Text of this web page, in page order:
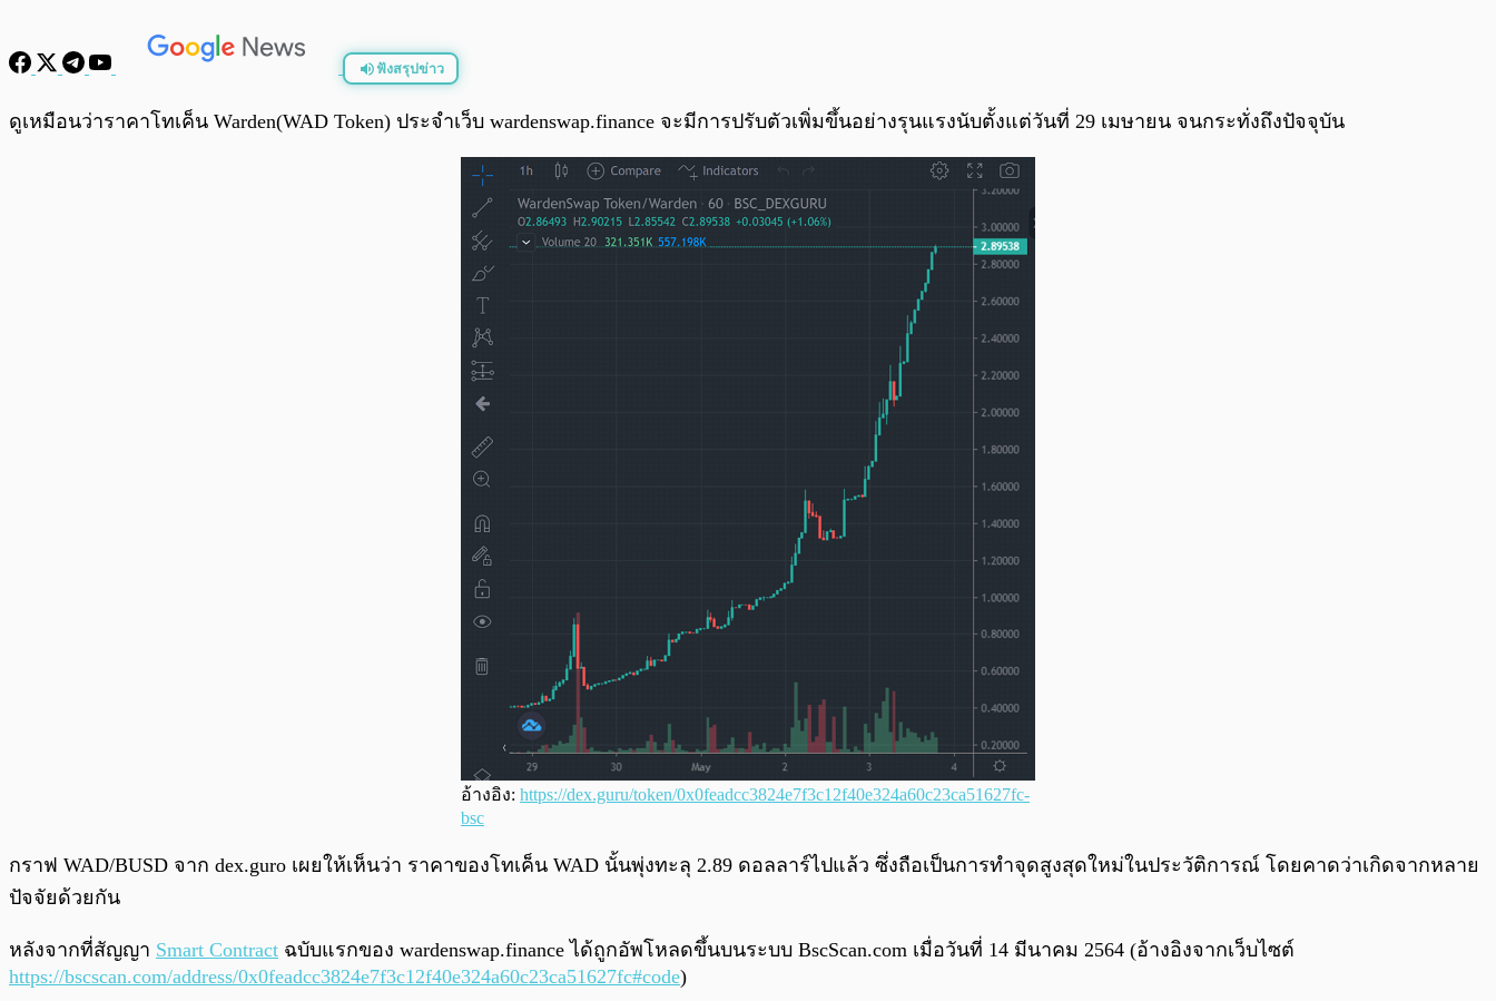
ฟังสรุปข่าว
พร้อมเล่น
ดูเหมือนว่าราคาโทเค็น Warden(WAD Token) ประจำเว็บ wardenswap.finance จะมีการปรับตัวเพิ่มขึ้นอย่างรุนแรงนับตั้งแต่วันที่ 29 เมษายน จนกระทั่งถึงปัจจุบัน
อ้างอิง: https://dex.guru/token/0x0feadcc3824e7f3c12f40e324a60c23ca51627fc-
bsc
กราฟ WAD/BUSD จาก dex.guro เผยให้เห็นว่า ราคาของโทเค็น WAD นั้นพุ่งทะลุ 2.89 ดอลลาร์ไปแล้ว ซึ่งถือเป็นการทำจุดสูงสุดใหม่ในประวัติการณ์ โดยคาดว่าเกิดจากหลาย
ปัจจัยด้วยกัน
หลังจากที่สัญญา Smart Contract ฉบับแรกของ wardenswap.finance ได้ถูกอัพโหลดขึ้นบนระบบ BscScan.com เมื่อวันที่ 14 มีนาคม 2564 (อ้างอิงจากเว็บไซต์
https://bscscan.com/address/0x0feadcc3824e7f3c12f40e324a60c23ca51627fc#code)